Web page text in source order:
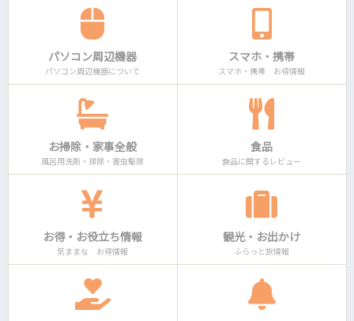
パソコン周辺機器
パソコン周辺機器について
スマホ・携帯
スマホ・携帯 お得情報
お掃除・家事全般
風呂用洗剤・掃除・害虫駆除
食品
食品に関するレビュー
お得・お役立ち情報
気ままな お得情報
観光・お出かけ
ふらっと旅情報